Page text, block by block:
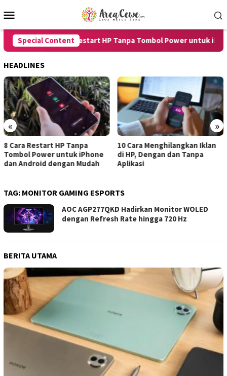
to
Menu
Special Content
8 Cara Restart HP Tanpa Tombol Power untuk iPhone
HEADLINES
« »
Restart HP Tanpa
Power untuk iPhone
dengan Mudah
10 Cara Menghilangkan Iklan
di HP, Dengan dan Tanpa
Aplikasi
7
TAG: MONITOR GAMING ESPORTS
AOC AGP277QKD Hadirkan Monitor WOLED
dengan Refresh Rate hingga 720 Hz
BERITA UTAMA